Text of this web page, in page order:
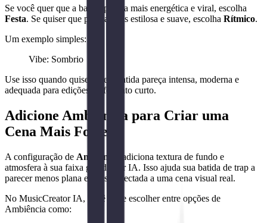
Se você quer que a batida pareça mais energética e viral, escolha
Festa. Se quiser que pareça mais estilosa e suave, escolha Rítmico.
Um exemplo simples:
Vibe: Sombrio
Use isso quando quiser que a batida pareça intensa, moderna e
adequada para edições de formato curto.
Adicione Ambiência para Criar uma
Cena Mais Forte
A configuração de Ambiência
adiciona textura de fundo e
atmosfera à sua faixa gerada por IA. Isso ajuda sua batida de trap a
parecer menos plana e mais conectada a uma cena visual real.
No MusicCreator IA, você pode escolher entre opções de
Ambiência como: